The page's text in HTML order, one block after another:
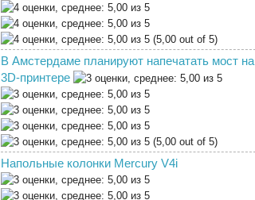
(5,00 out of 5)
В Амстердаме планируют напечатать мост на
3D-принтере
(5,00 out of 5)
Напольные колонки Mercury V4i